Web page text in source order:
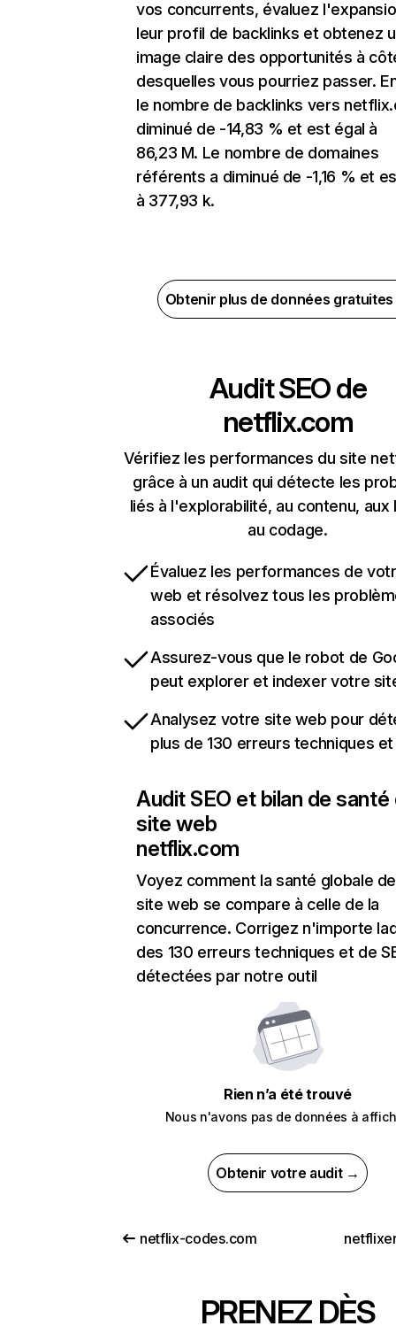
vos concurrents, évaluez
leur profil de backlinks et obtenez
image claire des opportunités à
desquelles vous pourriez passer.
le nombre de backlinks vers
diminué de -14,83 % et est égal à
86,23 M. Le nombre de domaines
référents a diminué de -1,16 % et
à 377,93 k.
Obtenir plus de données
Audit SEO de
netflix.com
Vérifiez les performances du site
grâce à un audit qui détecte les
liés à l'explorabilité, au contenu, aux
au codage.
Évaluez les performances de
web et résolvez tous les
associés
Assurez-vous que le robot de
peut explorer et indexer votre
Analysez votre site web pour
plus de 130 erreurs techniques et
Audit SEO et bilan de santé
site web
netflix.com
Voyez comment la santé globale
site web se compare à celle de la
concurrence. Corrigez n'importe
des 130 erreurs techniques et de
détectées par notre outil
Rien n’a été trouvé
Nous n'avons pas de données à
Obtenir votre audit →
netflix-codes.com
PRENEZ DÈS